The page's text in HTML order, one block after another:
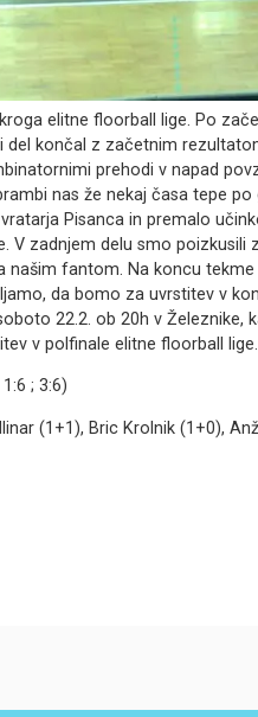
elitne floorball lige. Po
del končal z začetnim
prehodi v napad
nas že nekaj časa tepe
Pisanca in premalo
V zadnjem delu smo
našim fantom. Na koncu
da bomo za uvrstitev v
22.2. ob 20h v Železnike,
v polfinale elitne floorball lige.
; 3:6)
(1+1), Bric Krolnik (1+0),